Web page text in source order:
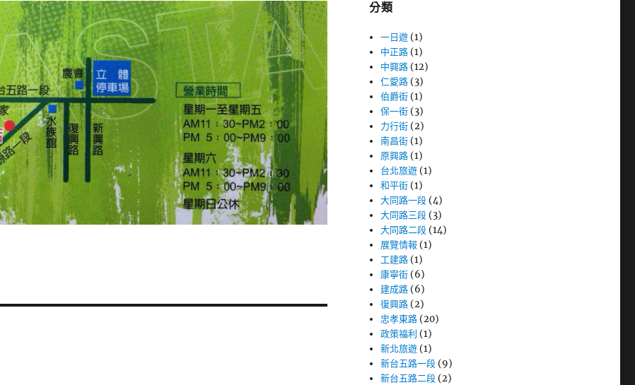
分類
一日遊 (1)
中正路 (1)
中興路 (12)
仁愛路 (3)
伯爵街 (1)
保一街 (3)
力行街 (2)
南昌街 (1)
原興路 (1)
台北旅遊 (1)
和平街 (1)
大同路一段 (4)
大同路三段 (3)
大同路二段 (14)
展覽情報 (1)
工建路 (1)
康寧街 (6)
建成路 (6)
復興路 (2)
忠孝東路 (20)
政策福利 (1)
新北旅遊 (1)
新台五路一段 (9)
新台五路二段 (2)